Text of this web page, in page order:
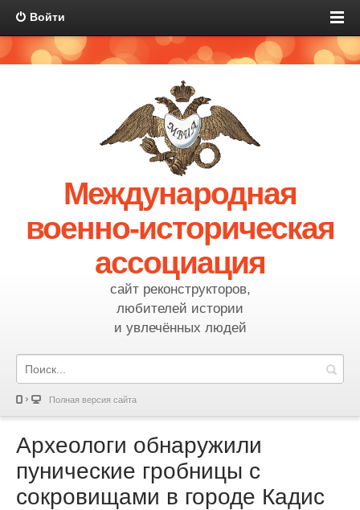
Войти
Международная
военно-историческая
ассоциация
сайт реконструкторов,
любителей истории
и увлечённых людей
Полная версия сайта
Археологи обнаружили
пунические гробницы с
сокровищами в городе Кадис